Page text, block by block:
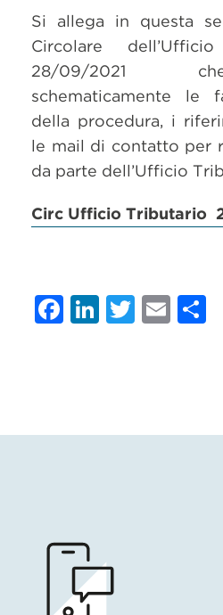
Si allega in questa
Circolare
28/09/2021
schematicamente le
della procedura, i
le mail di contatto per
da parte dell’Ufficio
Circ Ufficio Tributario
Facebook
LinkedIn
Twitter